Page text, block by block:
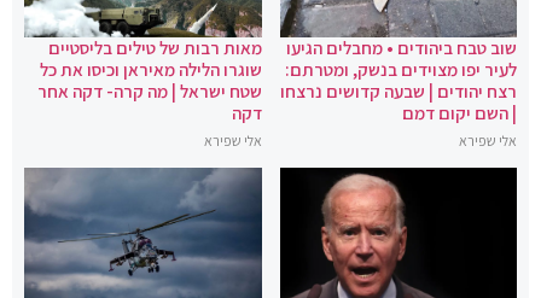
שוב טבח ביהודים • מחבלים הגיעו
לעיר יפו מצוידים בנשק, ומטרתם:
רצח יהודים | שבעה קדושים נרצחו
| השם יקום דמם
אלי שפירא
מאות רבות של טילים בליסטיים
שוגרו הלילה מאיראן וכיסו את כל
שטח ישראל | מה קרה- דקה אחר
דקה
אלי שפירא